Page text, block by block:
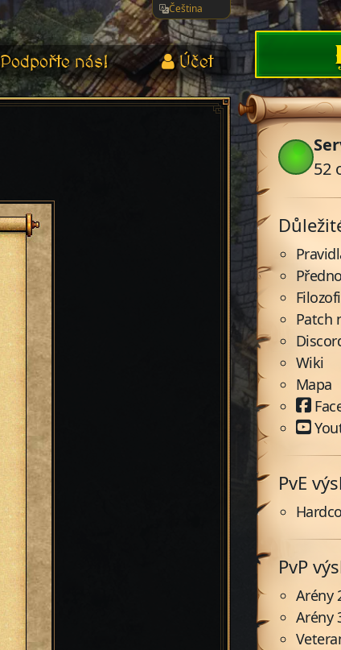
Čeština
Podpořte nás! Účet
52
Patch
Wiki
Mapa
PvE
PvP
Arény
Arény